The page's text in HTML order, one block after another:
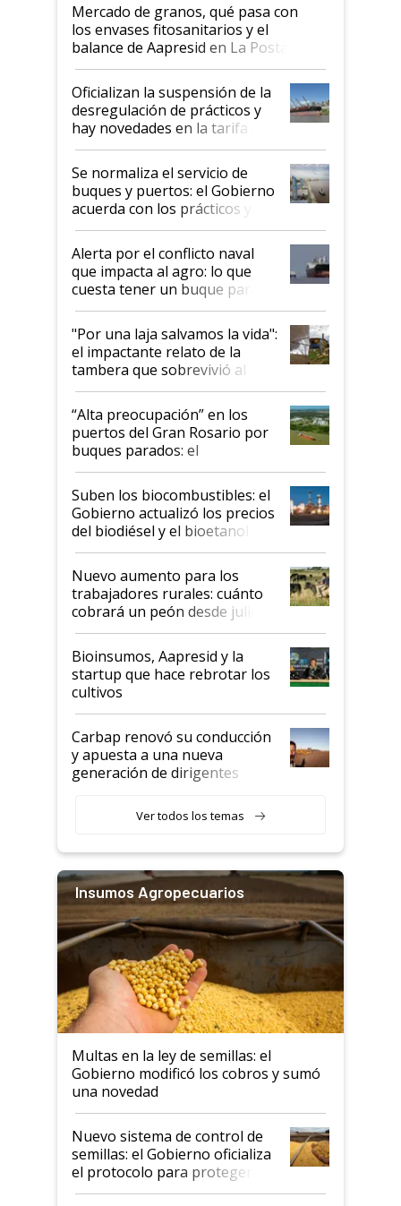
Mercado de granos, qué pasa con
los envases fitosanitarios y el
balance de Aapresid en La Posta
Oficializan la suspensión de la
desregulación de prácticos y
hay novedades en la tarifa de
la hidrovía
Se normaliza el servicio de
buques y puertos: el Gobierno
acuerda con los prácticos y
suspende el decreto de
desregulación
Alerta por el conflicto naval
que impacta al agro: lo que
cuesta tener un buque parado
y el peligro de que Argentina
pase a ser "país sucio"
"Por una laja salvamos la vida":
el impactante relato de la
tambera que sobrevivió al
tornado
“Alta preocupación” en los
puertos del Gran Rosario por
buques parados: el
funcionamiento de las
exportadoras en tensión tras
la medida de fuerza de los
prácticos
Suben los biocombustibles: el
Gobierno actualizó los precios
del biodiésel y el bioetanol
Nuevo aumento para los
trabajadores rurales: cuánto
cobrará un peón desde julio
Bioinsumos, Aapresid y la
startup que hace rebrotar los
cultivos
Carbap renovó su conducción
y apuesta a una nueva
generación de dirigentes
Ver todos los temas
Insumos Agropecuarios
Multas en la ley de semillas: el
Gobierno modificó los cobros y sumó
una novedad
Nuevo sistema de control de
semillas: el Gobierno oficializa
el protocolo para proteger la
propiedad intelectual